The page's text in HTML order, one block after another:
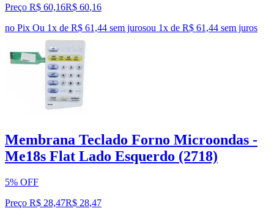
Preço R$ 60,16R$ 60,16
no Pix Ou 1x de R$ 61,44 sem jurosou 1x de R$ 61,44 sem juros
Membrana Teclado Forno Microondas -
Me18s Flat Lado Esquerdo (2718)
5% OFF
Preço R$ 28,47R$ 28,47